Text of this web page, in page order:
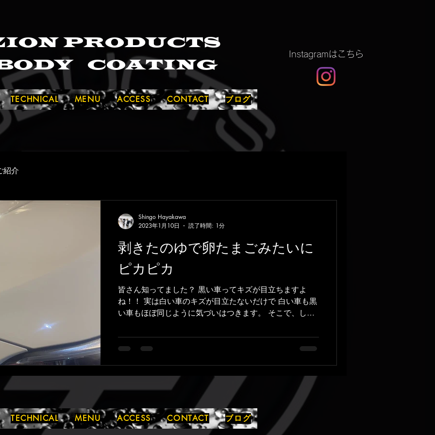
PRODUCTS
COATING
TECHNICAL MENU ACCESS CONTACT ブログ
​Instagramはこちら
紹介
剥きたのゆで卵たまごみたいに
ピカピカ
皆さん知ってました？ 黒い車ってキズが目立ちますよ
ね！！ 実は白い車のキズが目立たないだけで 白い車も黒
い車もほぼ同じように気づいはつきます。 そこで、しっ
すすめ🌟 コーティングすると普段のお手入れが格段に楽
になります。楽...
Shingo Hayakawa
2023年1月10日
読了時間: 1分
TECHNICAL MENU ACCESS CONTACT ブログ